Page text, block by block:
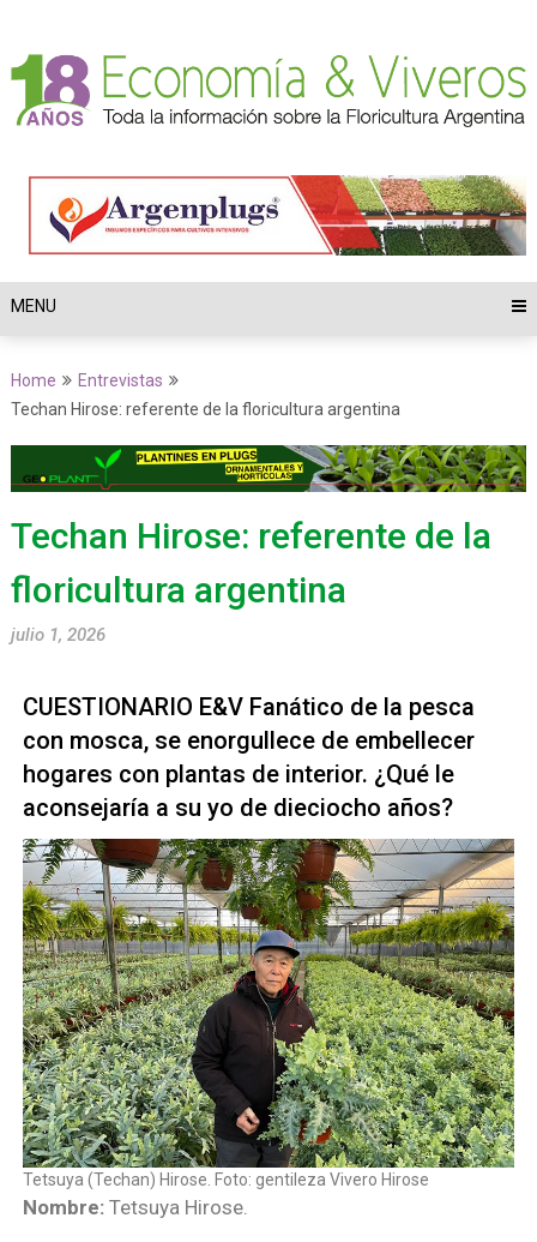
MENU
Home
Entrevistas
Techan Hirose: referente de la floricultura argentina
Techan Hirose: referente de la
floricultura argentina
julio 1, 2026
CUESTIONARIO E&V Fanático de la pesca
con mosca, se enorgullece de embellecer
hogares con plantas de interior. ¿Qué le
aconsejaría a su yo de dieciocho años?
Tetsuya (Techan) Hirose. Foto: gentileza Vivero Hirose
Nombre:Tetsuya Hirose.